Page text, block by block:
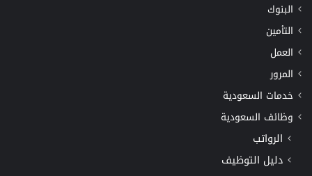
البنوك
التأمين
العمل
المرور
خدمات السعودية
وظائف السعودية
الرواتب
دليل التوظيف